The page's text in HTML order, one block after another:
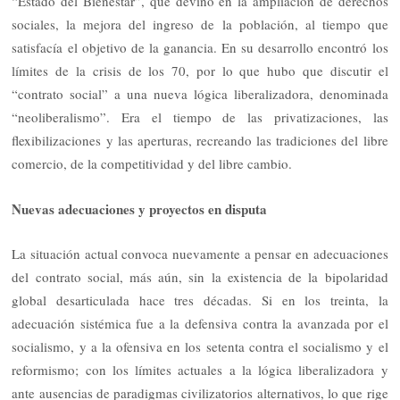
sociales, la mejora del ingreso de la población, al tiempo que
satisfacía el objetivo de la ganancia. En su desarrollo encontró los
límites de la crisis de los 70, por lo que hubo que discutir el
“contrato social” a una nueva lógica liberalizadora, denominada
“neoliberalismo”. Era el tiempo de las privatizaciones, las
flexibilizaciones y las aperturas, recreando las tradiciones del libre
comercio, de la competitividad y del libre cambio.
Nuevas adecuaciones y proyectos en disputa
La situación actual convoca nuevamente a pensar en adecuaciones
del contrato social, más aún, sin la existencia de la bipolaridad
global desarticulada hace tres décadas. Si en los treinta, la
adecuación sistémica fue a la defensiva contra la avanzada por el
socialismo, y a la ofensiva en los setenta contra el socialismo y el
reformismo; con los límites actuales a la lógica liberalizadora y
ante ausencias de paradigmas civilizatorios alternativos, lo que rige